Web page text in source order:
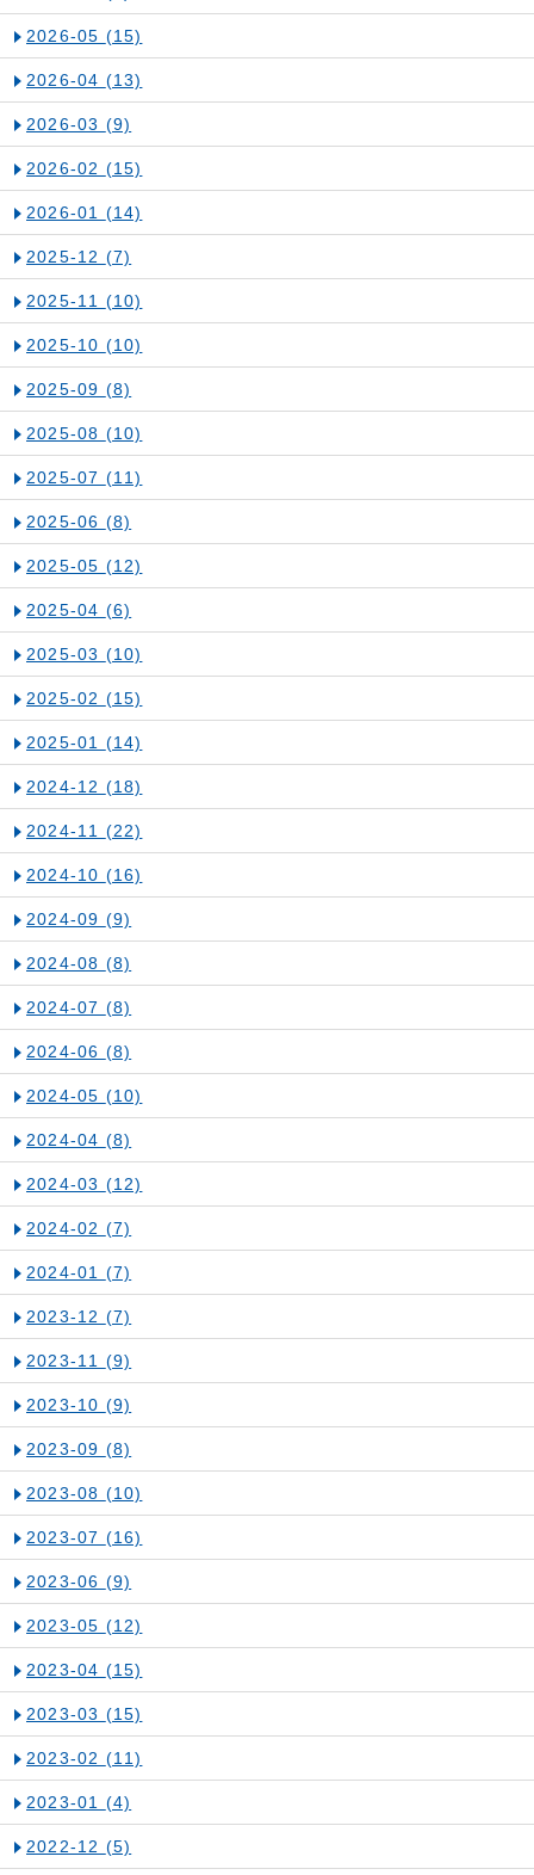
2026-05 (15)
2026-04 (13)
2026-03 (9)
2026-02 (15)
2026-01 (14)
2025-12 (7)
2025-11 (10)
2025-10 (10)
2025-09 (8)
2025-08 (10)
2025-07 (11)
2025-06 (8)
2025-05 (12)
2025-04 (6)
2025-03 (10)
2025-02 (15)
2025-01 (14)
2024-12 (18)
2024-11 (22)
2024-10 (16)
2024-09 (9)
2024-08 (8)
2024-07 (8)
2024-06 (8)
2024-05 (10)
2024-04 (8)
2024-03 (12)
2024-02 (7)
2024-01 (7)
2023-12 (7)
2023-11 (9)
2023-10 (9)
2023-09 (8)
2023-08 (10)
2023-07 (16)
2023-06 (9)
2023-05 (12)
2023-04 (15)
2023-03 (15)
2023-02 (11)
2023-01 (4)
2022-12 (5)